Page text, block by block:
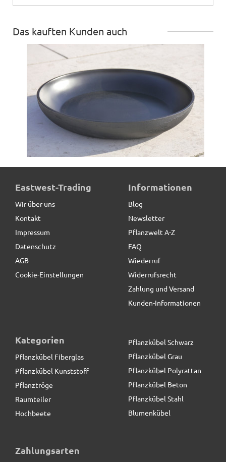
Das kauften Kunden auch
Untersetzer BASSIN, rund, schwarz - TÜV-geprüft
18,50 € *
Eastwest-Trading
Wir über uns
Kontakt
Impressum
Datenschutz
AGB
Cookie-Einstellungen
Informationen
Blog
Newsletter
Pflanzwelt A-Z
FAQ
Wiederruf
Widerrufsrecht
Zahlung und Versand
Kunden-Informationen
Kategorien
Pflanzkübel Fiberglas
Pflanzkübel Kunststoff
Pflanztröge
Raumteiler
Hochbeete
Pflanzkübel Schwarz
Pflanzkübel Grau
Pflanzkübel Polyrattan
Pflanzkübel Beton
Pflanzkübel Stahl
Blumenkübel
Zahlungsarten